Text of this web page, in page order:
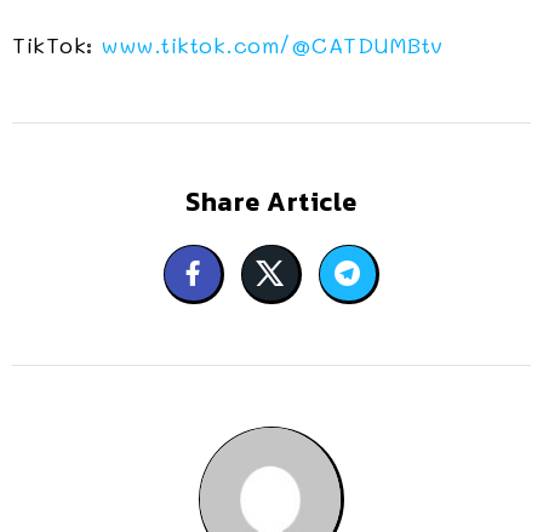
TikTok: www.tiktok.com/@CATDUMBtv
Share Article